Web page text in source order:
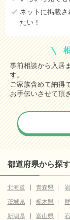
ネットに掲載
たい！
事前相談から入居
す。
ご家族含めて納得
お手伝いさせて頂
都道府県から探す
北海道 青森県
茨城県
栃木県
新潟県
富山県